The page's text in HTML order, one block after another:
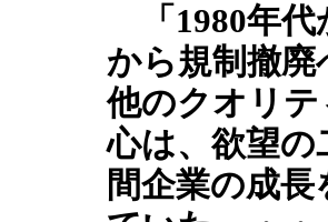
「1980年代
から規制撤
他のクオリ
心は、欲望
間企業の成